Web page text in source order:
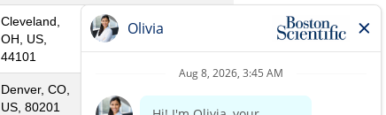
Cleveland,
OH, US,
44101
Denver, CO,
US, 80201